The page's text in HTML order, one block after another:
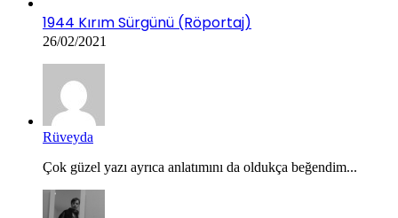
1944 Kırım Sürgünü (Röportaj)
26/02/2021
Rüveyda
Çok güzel yazı ayrıca anlatımını da oldukça beğendim...